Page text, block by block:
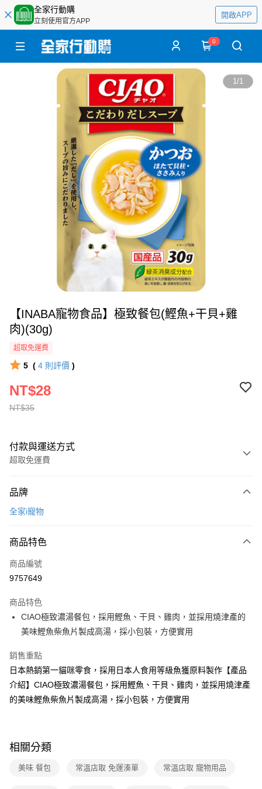
全家行動購
立刻使用官方APP
開啟APP
0
1/1
【INABA寵物食品】極致餐包(鰹魚+干貝+雞
肉)(30g)
超取免運費
5 ( 4 則評價 )
NT$35
NT$28
付款與運送方式
超取免運費
全家線上支付
運送方式
全家取貨付款
常溫-付款後全家取貨
免運費
品牌
全家i寵物
商品特色
商品編號
9757649
商品特色
CIAO極致濃湯餐包，採用鰹魚、干貝、雞肉，並採用燒津產的
美味鰹魚柴魚片製成高湯，採小包裝，方便實用
銷售重點
日本熱銷第一貓咪零食，採用日本人食用等級魚獲原料製作【產品
介紹】CIAO極致濃湯餐包，採用鰹魚、干貝、雞肉，並採用燒津產
的美味鰹魚柴魚片製成高湯，採小包裝，方便實用
相關分類
美味 餐包 常溫店取 免運湊單 常溫店取 寵物用品